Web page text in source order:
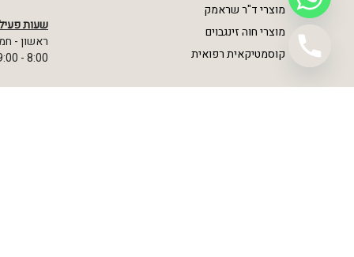
מוצרי ד"ר שראמק
מוצרי חוה זינגבוים
קוסמטיקאית רפואית
שעות
ראשון -
8:00 - 19:00